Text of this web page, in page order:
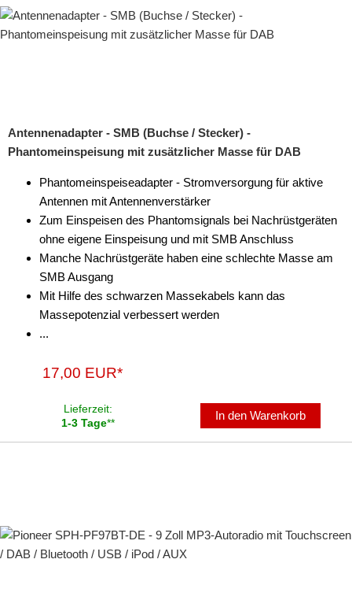
Antennenadapter - SMB (Buchse / Stecker) -
Phantomeinspeisung mit zusätzlicher Masse für DAB
Phantomeinspeiseadapter - Stromversorgung für aktive
Antennen mit Antennenverstärker
Zum Einspeisen des Phantomsignals bei Nachrüstgeräten
ohne eigene Einspeisung und mit SMB Anschluss
Manche Nachrüstgeräte haben eine schlechte Masse am
SMB Ausgang
Mit Hilfe des schwarzen Massekabels kann das
Massepotenzial verbessert werden
...
17,00 EUR*
Lieferzeit:
1-3 Tage**
In den Warenkorb